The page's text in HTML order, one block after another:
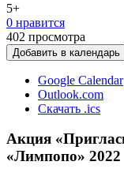
5+
0 нравится
402 просмотра
Добавить в календарь
Google Calendar
Outlook.com
Скачать .ics
Акция
«Лимпопо» 2022